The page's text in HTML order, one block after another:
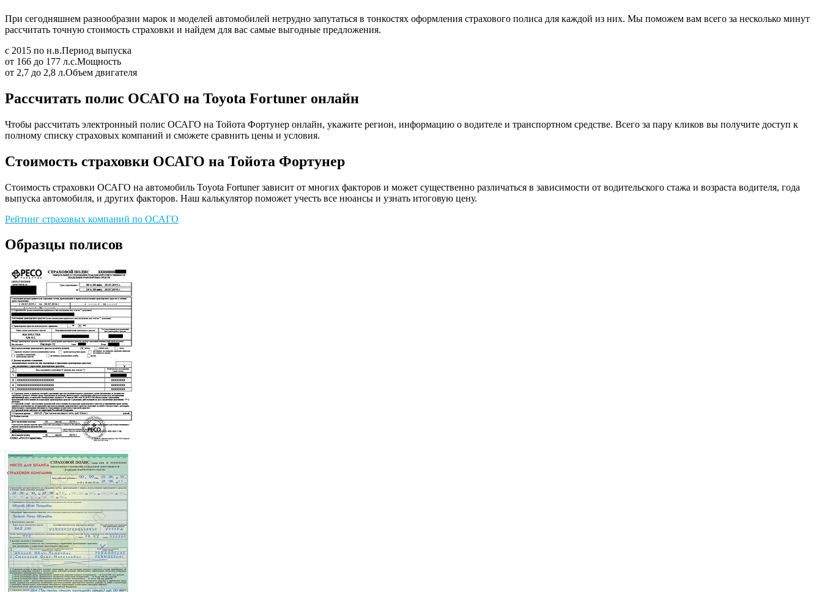
При сегодняшнем разнообразии марок и моделей автомобилей нетрудно запутаться в тонкостях оформления страхового полиса для каждой из них. Мы поможем вам всего за несколько минут
рассчитать точную стоимость страховки и найдем для вас самые выгодные предложения.
с 2015 по н.в.Период выпуска
от 166 до 177 л.с.Мощность
от 2,7 до 2,8 л.Объем двигателя
Рассчитать полис ОСАГО на Toyota Fortuner онлайн
Чтобы рассчитать электронный полис ОСАГО на Тойота Фортунер онлайн, укажите регион, информацию о водителе и транспортном средстве. Всего за пару кликов вы получите доступ к
полному списку страховых компаний и сможете сравнить цены и условия.
Стоимость страховки ОСАГО на Тойота Фортунер
Стоимость страховки ОСАГО на автомобиль Toyota Fortuner зависит от многих факторов и может существенно различаться в зависимости от водительского стажа и возраста водителя, года
выпуска автомобиля, и других факторов. Наш калькулятор поможет учесть все нюансы и узнать итоговую цену.
Рейтинг страховых компаний по ОСАГО
Образцы полисов